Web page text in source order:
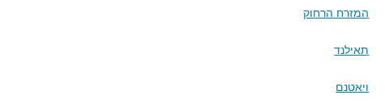
המזרח הרחוק
תאילנד
ויאטנם